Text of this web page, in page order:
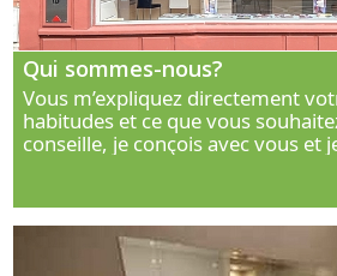
Qui sommes-nous?
Vous m’expliquez directement
habitudes et ce que vous
conseille, je conçois avec vous et
interlocuteur principal. Découvrez